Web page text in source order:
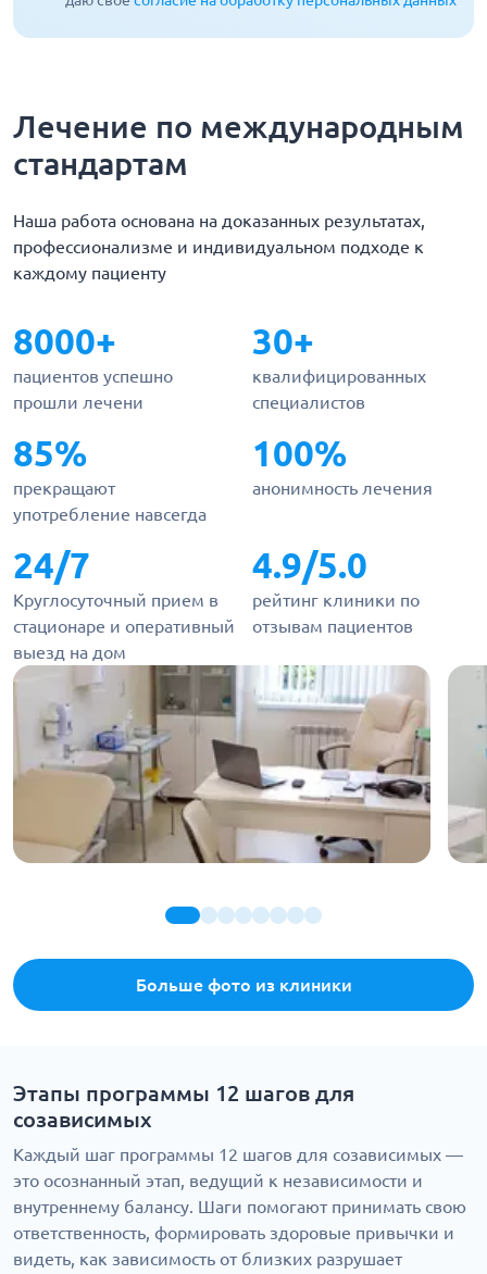
Лечение по международным
стандартам
Наша работа основана на доказанных результатах,
профессионализме и индивидуальном подходе к
каждому пациенту
8000+
пациентов успешно
прошли лечени
30+
квалифицированных
специалистов
85%
прекращают
употребление навсегда
100%
анонимность лечения
24/7
Круглосуточный прием в
стационаре и оперативный
выезд на дом
4.9/5.0
рейтинг клиники по
отзывам пациентов
Больше фото из клиники
Этапы программы 12 шагов для
созависимых
Каждый шаг программы 12 шагов для созависимых —
это осознанный этап, ведущий к независимости и
внутреннему балансу. Шаги помогают принимать свою
ответственность, формировать здоровые привычки и
видеть, как зависимость от близких разрушает